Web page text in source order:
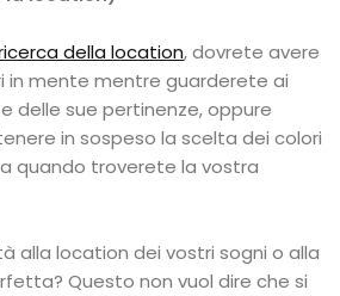
della location, dovrete avere
in mente mentre guarderete ai
delle sue pertinenze, oppure
in sospeso la scelta dei colori
quando troverete la vostra
alla location dei vostri sogni o alla
Questo non vuol dire che si